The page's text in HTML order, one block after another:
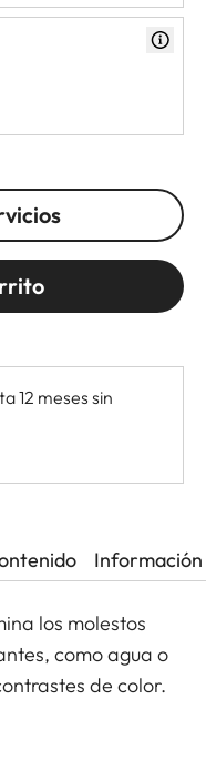
12 meses sin
los molestos
como agua o
de color.